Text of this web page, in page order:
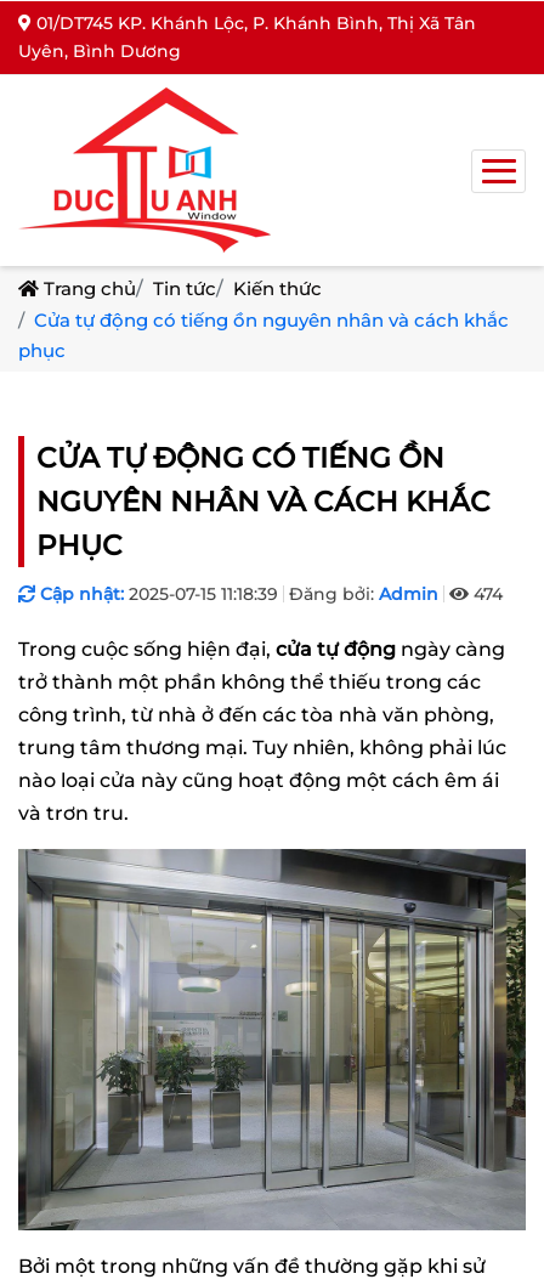
01/DT745 KP. Khánh Lộc, P. Khánh Bình, Thị Xã Tân
Uyên, Bình Dương
Trang chủ Tin tức
Kiến thức
Cửa tự động có tiếng ồn nguyên nhân và cách khắc
phục
CỬA TỰ ĐỘNG CÓ TIẾNG ỒN
NGUYÊN NHÂN VÀ CÁCH KHẮC
PHỤC
Cập nhật: 2025-07-15 11:18:39 Đăng bởi: Admin 474
Trong cuộc sống hiện đại, cửa tự động ngày càng
trở thành một phần không thể thiếu trong các
công trình, từ nhà ở đến các tòa nhà văn phòng,
trung tâm thương mại. Tuy nhiên, không phải lúc
nào loại cửa này cũng hoạt động một cách êm ái
và trơn tru.
Bởi một trong những vấn đề thường gặp khi sử